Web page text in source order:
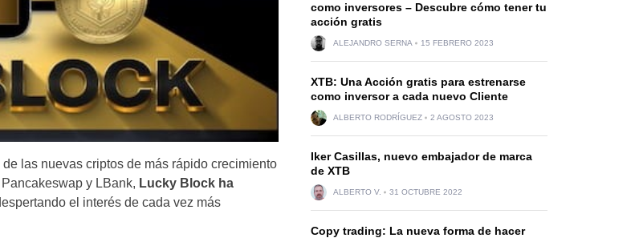
las nuevas criptos de más rápido crecimiento
y LBank, Lucky Block ha
el interés de cada vez más
como inversores – Descubre cómo tener tu
acción gratis
ALEJANDRO SERNA 15 FEBRERO 2023
XTB: Una Acción gratis para estrenarse
como inversor a cada nuevo Cliente
ALBERTO RODRÍGUEZ 2 AGOSTO 2023
Iker Casillas, nuevo embajador de marca
de XTB
ALBERTO V. 31 OCTUBRE 2022
Copy trading: La nueva forma de hacer